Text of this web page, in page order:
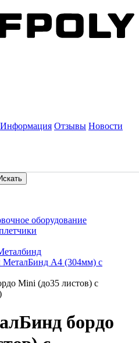
Информация Отзывы Новости
оборудование
МеталБинд А4 (304мм) с
Mini (до35 листов) с
бордо